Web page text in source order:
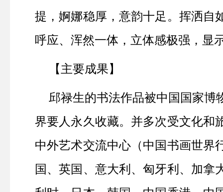
提，婀娜稳厚，意韵十足。挥洒自
呼应、浑然一体，立体感极强，显
【主要成果】
邱禄生的书法作品被中国国家博
界要人永久收藏。并多次受文化和
中外艺术交流中心（中国书画世界
国、英国、意大利、匈牙利、加拿